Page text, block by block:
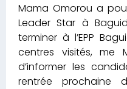
Mama Omorou a
Leader Star à
terminer à l’EPP
centres visités, me
d’informer les
rentrée prochaine